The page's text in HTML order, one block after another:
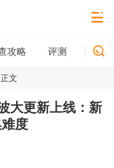
攻略 评测 新游
正文
大更新上线：新
度